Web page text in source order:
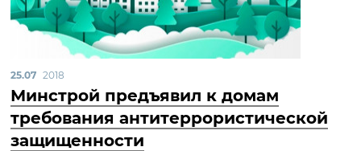
25.07 2018
Минстрой предъявил к домам
требования антитеррористической
защищенности